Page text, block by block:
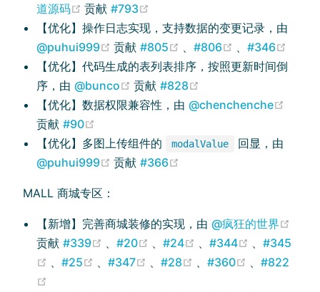
道源码
(opens new window)
贡献#793
【优化】操作日志实现，支持数据的变更记录，由
@puhui999
(opens new window)
贡献#805 (opens new window)
、#806 (opens new
、#346
【优化】代码生成的表列表排序，按照更新时间倒
序，由@bunco (opens new window)
贡献#828
【优化】数据权限兼容性，由@chenchenche
贡献#90
【优化】多图上传组件的
modalValue
回显，由
@puhui999
(opens new window)
贡献#366
MALL 商城专区：
【新增】完善商城装修的实现，由@疯狂的世界
贡献#339 (opens new window)
、#20 (opens new window)
、#24 (opens new window)
、#344 (opens
、#345
(opens new window)
、#25 (opens new window)
、#347 (opens new window)
、#28 (opens new window)
、#360 (opens new
、#822